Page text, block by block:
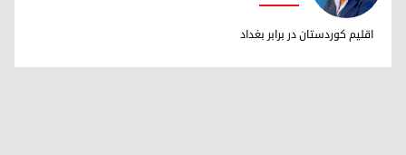
دکتر ابراهیم خالد
اقلیم کوردستان در برابر بغداد